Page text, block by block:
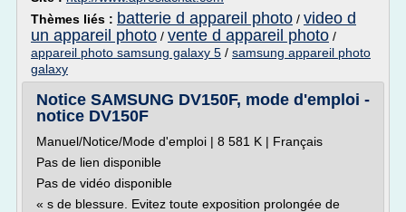
Thèmes liés : batterie d appareil photo / video d
un appareil photo / vente d appareil photo /
appareil photo samsung galaxy 5 / samsung appareil photo
galaxy
Notice SAMSUNG DV150F, mode d'emploi -
notice DV150F
Manuel/Notice/Mode d'emploi | 8 581 K | Français
Pas de lien disponible
Pas de vidéo disponible
« s de blessure. Evitez toute exposition prolongée de